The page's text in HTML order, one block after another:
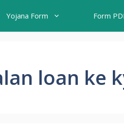
Yojana Form Form
loan ke